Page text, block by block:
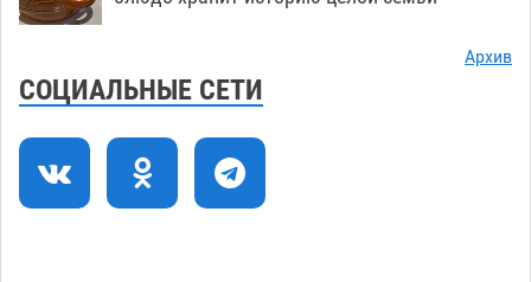
теории игр
В пятницу без электричества окажутся
Астрахань, Ахтубинск и 6 поселений
17:40
В астраханском поселке ведутся работы по
двум федеральным проектам
Архив
СОЦИАЛЬНЫЕ СЕТИ